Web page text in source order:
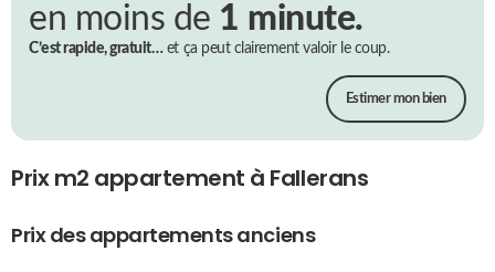
en moins de 1 minute.
C’est rapide, gratuit…et ça peut clairement valoir le coup.
Estimer mon bien
Prix m2 appartement à Fallerans
Prix des appartements anciens